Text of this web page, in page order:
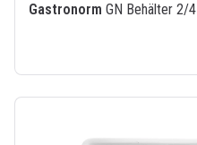
Gastronorm GN Behälter 2/4